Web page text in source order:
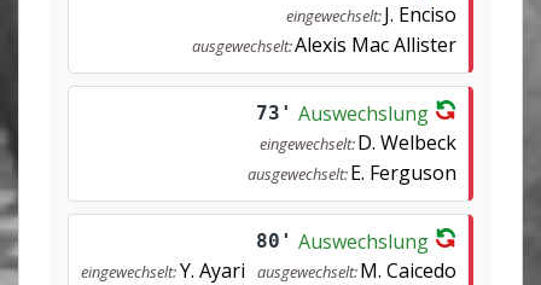
eingewechselt:J. Enciso
ausgewechselt:Alexis Mac Allister
73' Auswechslung
eingewechselt:D. Welbeck
ausgewechselt:E. Ferguson
80' Auswechslung
eingewechselt:Y. Ayari ausgewechselt:M. Caicedo